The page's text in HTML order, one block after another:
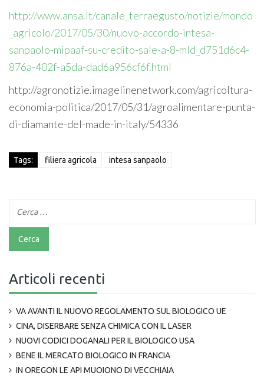
http://www.ansa.it/canale_terraegusto/notizie/mondo
_agricolo/2017/05/30/nuovo-accordo-intesa-
sanpaolo-mipaaf-su-credito-sale-a-8-mld_d751d6c4-
876a-402f-a5da-dad6a956cf6f.html
http://agronotizie.imagelinenetwork.com/agricoltura-
economia-politica/2017/05/31/agroalimentare-punta-
di-diamante-del-made-in-italy/54336
Tags: filiera agricola intesa sanpaolo
Articoli recenti
VA AVANTI IL NUOVO REGOLAMENTO SUL BIOLOGICO UE
CINA, DISERBARE SENZA CHIMICA CON IL LASER
NUOVI CODICI DOGANALI PER IL BIOLOGICO USA
BENE IL MERCATO BIOLOGICO IN FRANCIA
IN OREGON LE API MUOIONO DI VECCHIAIA